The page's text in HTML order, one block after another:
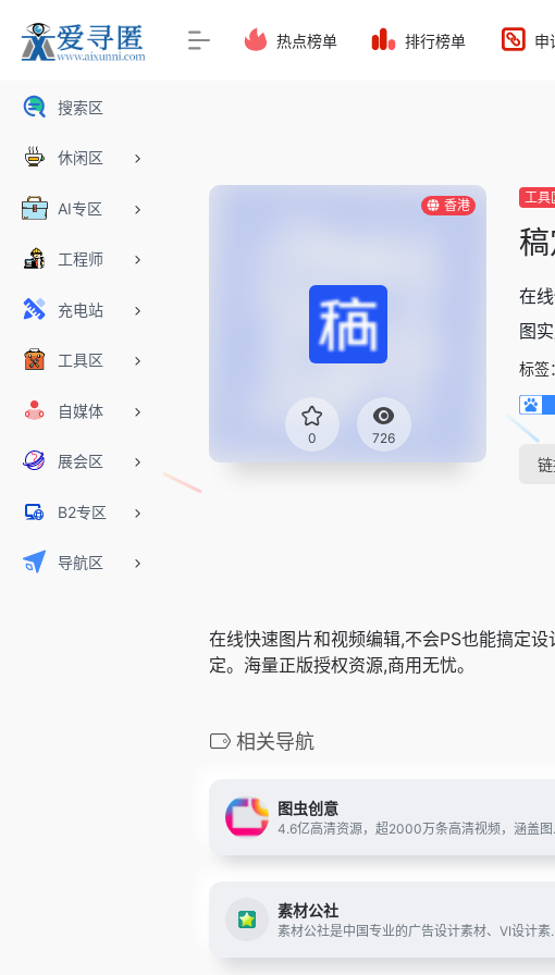
搜索区
休闲区
AI专区
工程师
充电站
工具区
自媒体
展会区
B2专区
导航区
热点榜单 排行榜单 申
香港
0 726
工具
在
图
标签：
在线快速图片和视频编辑,不会PS也能搞定
定。海量正版授权资源,商用无忧。
相关导航
图虫创意
4.6亿高清资源，超2000万条高清视频
素材公社
素材公社是中国专业的广告设计素材、VI设计素材、电商模